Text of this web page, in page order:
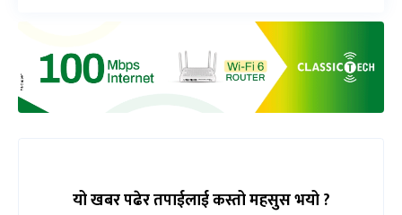
यो खबर पढेर तपाईलाई कस्तो महसुस भयो ?